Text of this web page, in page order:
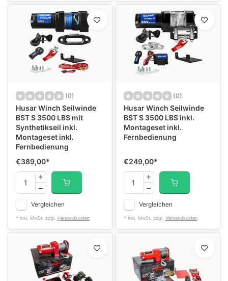
(0)
Husar Winch Seilwinde
BST S 3500 LBS mit
Synthetikseil inkl.
Montageset inkl.
Fernbedienung
€389,00*
Vergleichen
* Inkl. MwSt. zzgl. Versandkosten
(0)
Husar Winch Seilwinde
BST S 3500 LBS inkl.
Montageset inkl.
Fernbedienung
€249,00*
Vergleichen
* Inkl. MwSt. zzgl. Versandkosten